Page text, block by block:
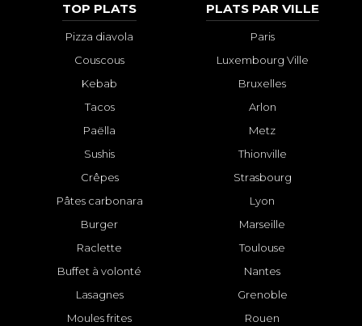
TOP PLATS
Pizza diavola
Couscous
Kebab
Tacos
Paëlla
Sushis
Crêpes
Pâtes carbonara
Burger
Raclette
Buffet à volonté
Lasagnes
Moules frites
PLATS PAR VILLE
Paris
Luxembourg Ville
Bruxelles
Arlon
Metz
Thionville
Strasbourg
Lyon
Marseille
Toulouse
Nantes
Grenoble
Rouen